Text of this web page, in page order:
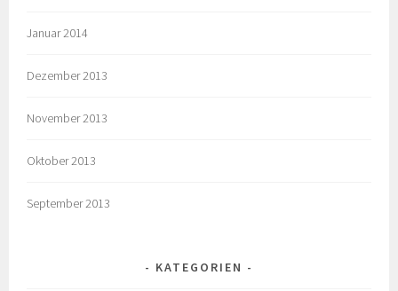
Januar 2014
Dezember 2013
November 2013
Oktober 2013
September 2013
KATEGORIEN